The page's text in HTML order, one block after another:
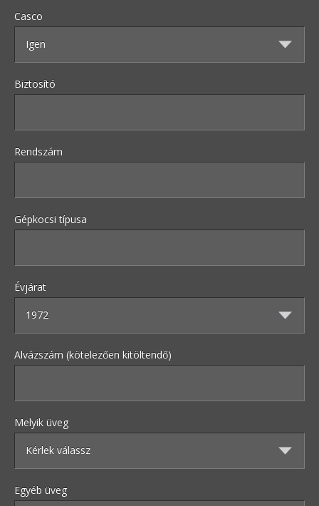
Casco
Biztosító
Rendszám
Gépkocsi típusa
Évjárat
Alvázszám (kötelezően kitöltendő)
Melyik üveg
Egyéb üveg